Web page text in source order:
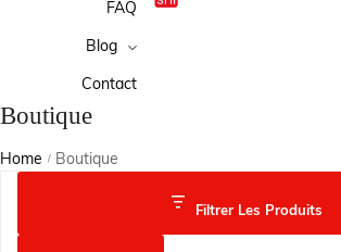
FAQ
Blog
Contact
Boutique
Home / Boutique
Filtrer Les Produits